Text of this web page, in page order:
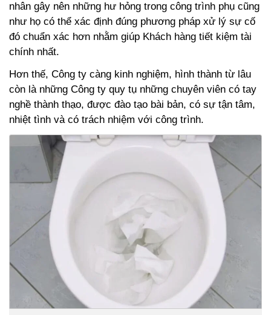
nhân gây nên những hư hỏng trong công trình phụ cũng
như họ có thể xác định đúng phương pháp xử lý sự cố
đó chuẩn xác hơn nhằm giúp Khách hàng tiết kiệm tài
chính nhất.
Hơn thế, Công ty càng kinh nghiệm, hình thành từ lâu
còn là những Công ty quy tụ những chuyên viên có tay
nghề thành thạo, được đào tạo bài bản, có sự tận tâm,
nhiệt tình và có trách nhiệm với công trình.